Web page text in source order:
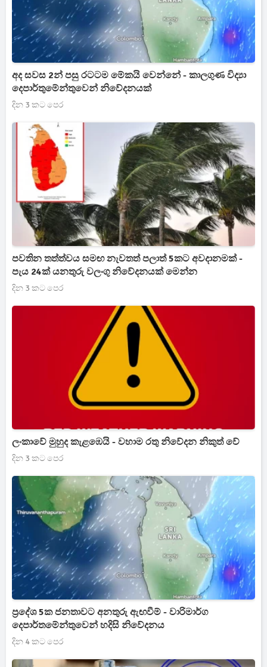
අද සවස 2න් පසු රටටම මේකයි වෙන්නේ - කාලගුණ විද්‍යා
දෙපාර්තුමේන්තුවෙන් නිවේදනයක්
දින 3 කට පෙර
පවතින තත්ත්වය සමඟ නැවතත් පලාත් 5කට අවදානමක් -
පැය 24ක් යනතුරු වලංගු නිවේදනයක් මෙන්න
දින 3 කට පෙර
ලංකාවේ මුහුද කැළඹෙයි - වහාම රතු නිවේදන නිකුත් වේ
දින 3 කට පෙර
ප්‍රදේශ 5ක ජනතාවට අනතුරු ඇඟවීම් - වාරිමාර්ග
දෙපාර්තමේන්තුවෙන් හදිසි නිවේදනය
දින 4 කට පෙර